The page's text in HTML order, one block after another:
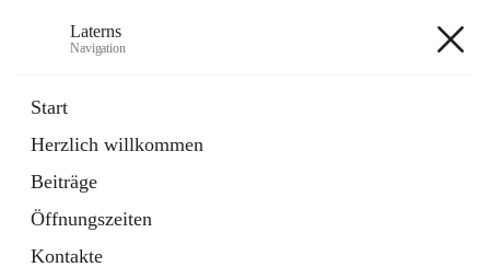
Laterns
Navigation
Start
Herzlich willkommen
Beiträge
Öffnungszeiten
Kontakte
11 Schnellzugriffe
Soziales
1 Schnellzugriff